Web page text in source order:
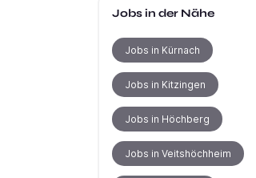
Jobs in der Nähe
Jobs in Kürnach
Jobs in Kitzingen
Jobs in Höchberg
Jobs in Veitshöchheim